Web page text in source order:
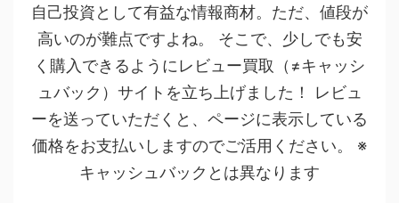
自己投資として有益な情報商材。ただ、値段が
高いのが難点ですよね。 そこで、少しでも安
く購入できるようにレビュー買取（≠キャッシ
ュバック）サイトを立ち上げました！ レビュ
ーを送っていただくと、ページに表示している
価格をお支払いしますのでご活用ください。 ※
キャッシュバックとは異なります